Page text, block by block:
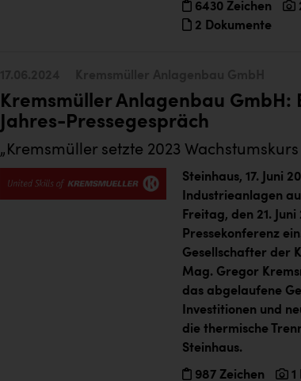
6430 Zeichen
2 Dokumente
Kremsmüller Anlagenbau GmbH:
Jahres-Pressegespräch
„Kremsmüller setzte 2023
Steinhaus, 17. Juni
Industrieanlagen
Freitag, den 21.
Pressekonferenz
Gesellschafter der
Mag. Gregor
das abgelaufene
Investitionen und
die thermische
Steinhaus.
987 Zeichen 1